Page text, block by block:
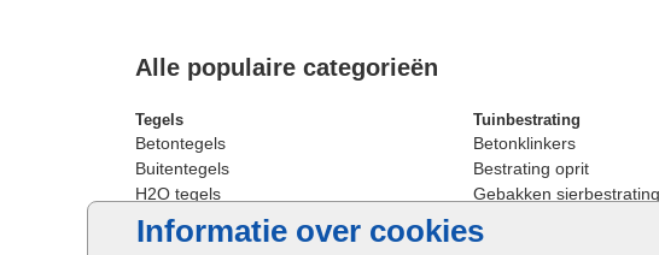
Informatie over cookies
Alle populaire categorieën
Tegels
Betontegels
Buitentegels
H2O tegels
Keramische terrastegels
Oprit tegels
Tuinbestrating
Betonklinkers
Bestrating oprit
Gebakken sierbestrating
Strakke bestrating